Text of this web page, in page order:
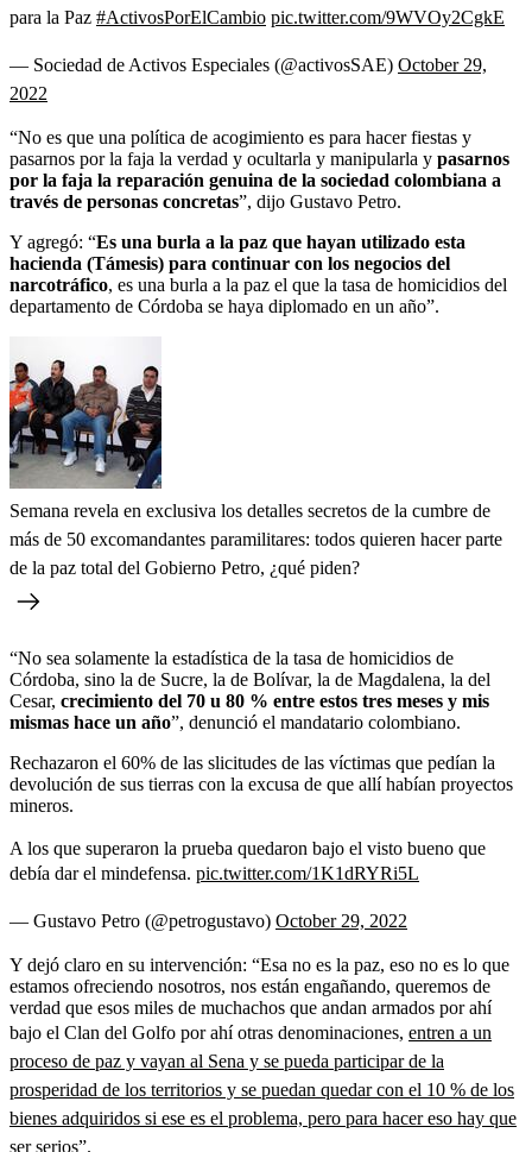
para la Paz #ActivosPorElCambio pic.twitter.com/9WVOy2CgkE
— Sociedad de Activos Especiales (@activosSAE) October 29,
2022
“No es que una política de acogimiento es para hacer fiestas y
pasarnos por la faja la verdad y ocultarla y manipularla y pasarnos
por la faja la reparación genuina de la sociedad colombiana a
través de personas concretas”, dijo Gustavo Petro.
Y agregó: “Es una burla a la paz que hayan utilizado esta
hacienda (Támesis) para continuar con los negocios del
narcotráfico, es una burla a la paz el que la tasa de homicidios del
departamento de Córdoba se haya diplomado en un año”.
Semana revela en exclusiva los detalles secretos de la cumbre de
más de 50 excomandantes paramilitares: todos quieren hacer parte
de la paz total del Gobierno Petro, ¿qué piden?
“No sea solamente la estadística de la tasa de homicidios de
Córdoba, sino la de Sucre, la de Bolívar, la de Magdalena, la del
Cesar, crecimiento del 70 u 80 % entre estos tres meses y mis
mismas hace un año”, denunció el mandatario colombiano.
Rechazaron el 60% de las slicitudes de las víctimas que pedían la
devolución de sus tierras con la excusa de que allí habían proyectos
mineros.
A los que superaron la prueba quedaron bajo el visto bueno que
debía dar el mindefensa. pic.twitter.com/1K1dRYRi5L
— Gustavo Petro (@petrogustavo) October 29, 2022
Y dejó claro en su intervención: “Esa no es la paz, eso no es lo que
estamos ofreciendo nosotros, nos están engañando, queremos de
verdad que esos miles de muchachos que andan armados por ahí
bajo el Clan del Golfo por ahí otras denominaciones, entren a un
proceso de paz y vayan al Sena y se pueda participar de la
prosperidad de los territorios y se puedan quedar con el 10 % de los
bienes adquiridos si ese es el problema, pero para hacer eso hay que
ser serios”.